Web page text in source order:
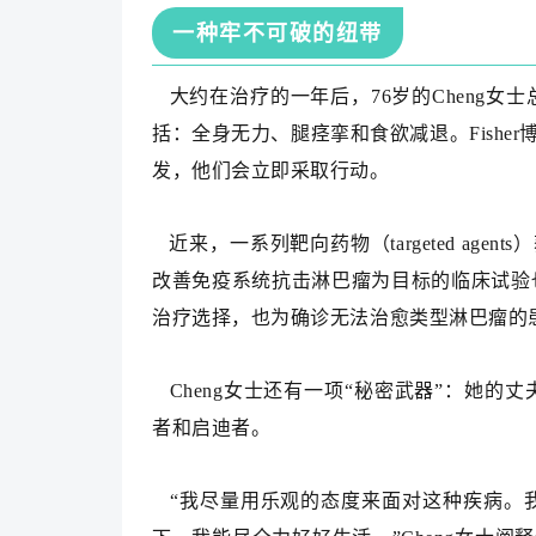
一种牢不可破的纽带
大约在治疗的一年后，76岁的Cheng女
括：全身无力、腿痉挛和食欲减退。Fisher
发，他们会立即采取行动。
近来，一系列靶向药物（targeted agents
改善免疫系统抗击淋巴瘤为目标的临床试
治疗选择，也为确诊无法治愈类型淋巴瘤的
Cheng女士还有一项“秘密武器”：她的
者和启迪者。
“我尽量用乐观的态度来面对这种疾病